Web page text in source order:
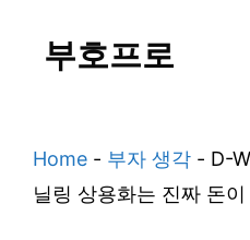
부호프로
Home - 부자 생각 - D-
닐링 상용화는 진짜 돈